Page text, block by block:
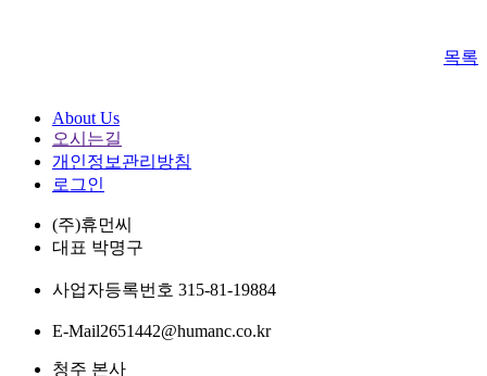
목록
About Us
오시는길
개인정보관리방침
로그인
(주)휴먼씨
대표 박명구
사업자등록번호 315-81-19884
E-Mail2651442@humanc.co.kr
청주 본사